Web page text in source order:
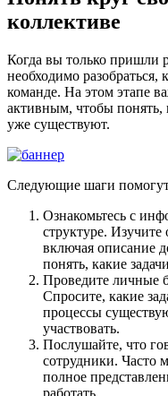
коллективе
Когда вы только пришли
необходимо разобраться,
команде. На этом этапе
активным, чтобы понять,
уже существуют.
Следующие шаги
Ознакомьтесь с
структуре.
включая описание
понять, какие
Проведите личные
Спросите, какие
процессы
участвовать.
Послушайте, что
сотрудники. Часто
полное